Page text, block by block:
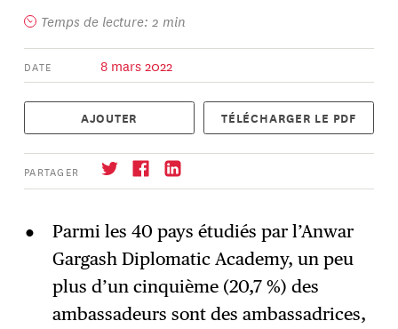
Temps de lecture: 2 min
DATE 8 mars 2022
AJOUTER TÉLÉCHARGER LE PDF
PARTAGER
→ S'abonner
Parmi les 40 pays étudiés par l’Anwar
Gargash Diplomatic Academy, un peu
plus d’un cinquième (20,7 %) des
ambassadeurs sont des ambassadrices,